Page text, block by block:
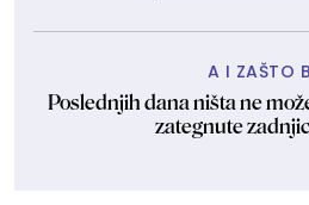
A I ZAŠTO
Poslednjih dana ništa ne
zategnute